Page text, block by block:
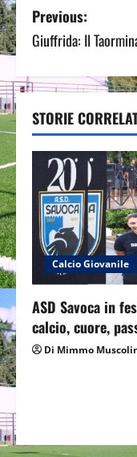
P
o
s
t
n
a
v
g
a
t
Previous:
Giuffrida: Il
STORIE
Calcio Giovanile
ASD Savoca in
calcio, cuore,
Di Mimmo